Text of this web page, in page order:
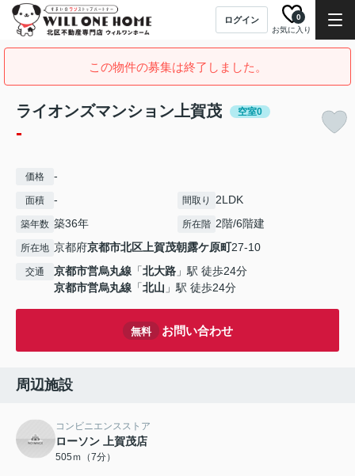
ログイン
お気に入り
0
この物件の募集は終了しました。
ライオンズマンション上賀茂 空室0
-
価格 -
面積 - 間取り 2LDK
築年数 築36年 所在階 2階/6階建
所在地 京都府京都市北区 上賀茂朝露ケ原町27-10
交通 京都市営烏丸線 「北大路 」駅 徒歩24分
京都市営烏丸線 「北山 」駅 徒歩24分
無料 お問い合わせ
周辺施設
コンビニエンスストア
ローソン 上賀茂店
505ｍ（7分）